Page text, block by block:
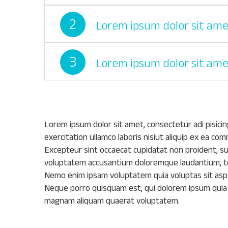
2 Lorem ipsum dolor sit
3 Lorem ipsum dolor sit
Lorem ipsum dolor sit amet, consectetur adi
exercitation ullamco laboris nisiut aliquip ex ea
Excepteur sint occaecat cupidatat non proident,
voluptatem accusantium doloremque laudantium,
Nemo enim ipsam voluptatem quia voluptas sit
Neque porro quisquam est, qui dolorem ipsum
magnam aliquam quaerat voluptatem.